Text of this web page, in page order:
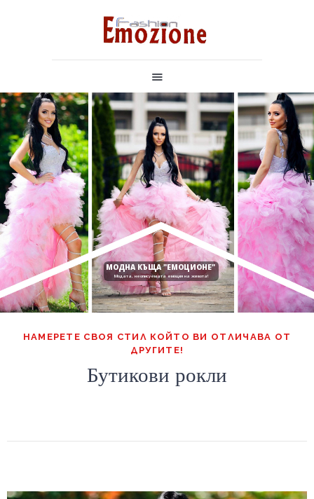
НАЧАЛО
РОКЛЯ ПО ВАШ МОДЕЛ
БУЛЧЕНСКИ РОКЛИ
ЗА НАС
КОНТАКТИ
МОДНА КЪЩА "ЕМОЦИОНЕ"
Модата, неописуемата емоция на живота!
НАМЕРЕТЕ СВОЯ СТИЛ КОЙТО ВИ ОТЛИЧАВА ОТ
ДРУГИТЕ!
Бутикови рокли